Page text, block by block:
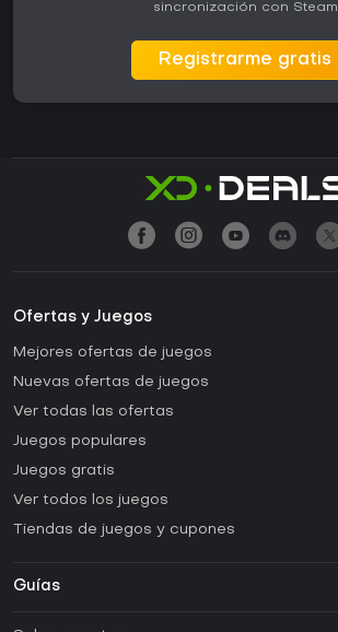
sincronización con Steam
Registrarme gratis
Ofertas y Juegos
Mejores ofertas de juegos
Nuevas ofertas de juegos
Ver todas las ofertas
Juegos populares
Juegos gratis
Ver todos los juegos
Tiendas de juegos y cupones
Guías